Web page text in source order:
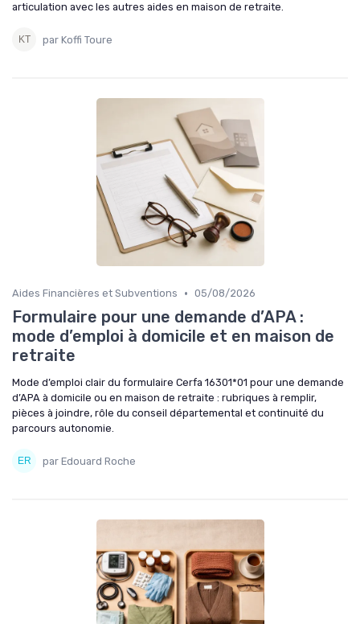
articulation avec les autres aides en maison de retraite.
par Koffi Toure
Aides Financières et Subventions • 05/08/2026
Formulaire pour une demande d’APA :
mode d’emploi à domicile et en maison de
retraite
Mode d’emploi clair du formulaire Cerfa 16301*01 pour une demande
d’APA à domicile ou en maison de retraite : rubriques à remplir,
pièces à joindre, rôle du conseil départemental et continuité du
parcours autonomie.
par Edouard Roche